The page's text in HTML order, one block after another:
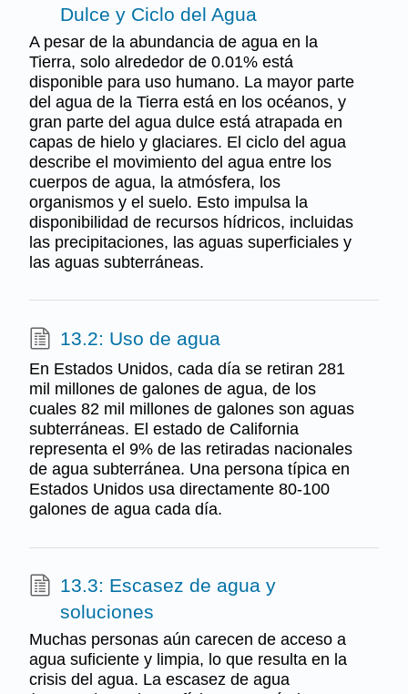
Dulce y Ciclo del Agua
A pesar de la abundancia de agua en la
Tierra, solo alrededor de 0.01% está
disponible para uso humano. La mayor parte
del agua de la Tierra está en los océanos, y
gran parte del agua dulce está atrapada en
capas de hielo y glaciares. El ciclo del agua
describe el movimiento del agua entre los
cuerpos de agua, la atmósfera, los
organismos y el suelo. Esto impulsa la
disponibilidad de recursos hídricos, incluidas
las precipitaciones, las aguas superficiales y
las aguas subterráneas.
13.2: Uso de agua
En Estados Unidos, cada día se retiran 281
mil millones de galones de agua, de los
cuales 82 mil millones de galones son aguas
subterráneas. El estado de California
representa el 9% de las retiradas nacionales
de agua subterránea. Una persona típica en
Estados Unidos usa directamente 80-100
galones de agua cada día.
13.3: Escasez de agua y
soluciones
Muchas personas aún carecen de acceso a
agua suficiente y limpia, lo que resulta en la
crisis del agua. La escasez de agua